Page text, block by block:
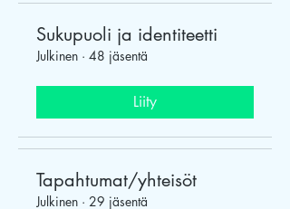
Sukupuoli ja identiteetti
Julkinen · 48 jäsentä
Liity
Tapahtumat/yhteisöt
Julkinen · 29 jäsentä